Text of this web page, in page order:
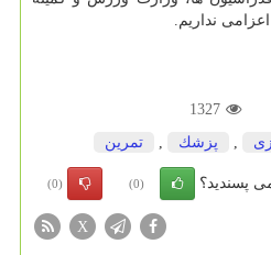
نداریم.
1327
پزشك تمرین
پسندید؟ (0)
(0)
X